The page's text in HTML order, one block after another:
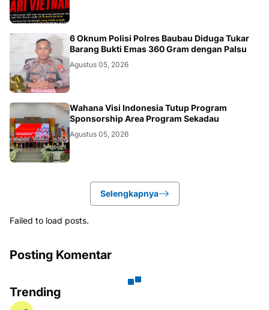
BAUBAU
6 Oknum Polisi Polres Baubau Diduga Tukar
Barang Bukti Emas 360 Gram dengan Palsu
Agustus 05, 2026
KALBAR
Wahana Visi Indonesia Tutup Program
Sponsorship Area Program Sekadau
Agustus 05, 2026
Selengkapnya
Failed to load posts.
Posting Komentar
Trending